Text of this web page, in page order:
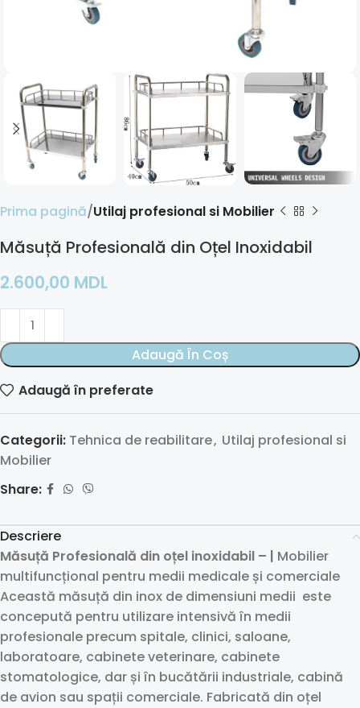
Prima pagină Utilaj profesional si Mobilier
Măsuță Profesională din Oțel Inoxidabil
2.600,00 MDL
Adaugă În Coș
Adaugă în preferate
Categorii: Tehnica de reabilitare, Utilaj profesional si
Mobilier
Share:
Descriere
Măsuță Profesională din oțel inoxidabil – | Mobilier
multifuncțional pentru medii medicale și comerciale
Această măsuță din inox de dimensiuni medii este
concepută pentru utilizare intensivă în medii
profesionale precum spitale, clinici, saloane,
laboratoare, cabinete veterinare, cabinete
stomatologice, dar și în bucătării industriale, cabină
de avion sau spații comerciale. Fabricată din oțel